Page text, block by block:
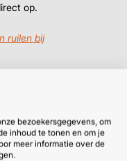
op.
ruilen bij
bezoekersgegevens, om
inhoud te tonen en om je
meer informatie over de